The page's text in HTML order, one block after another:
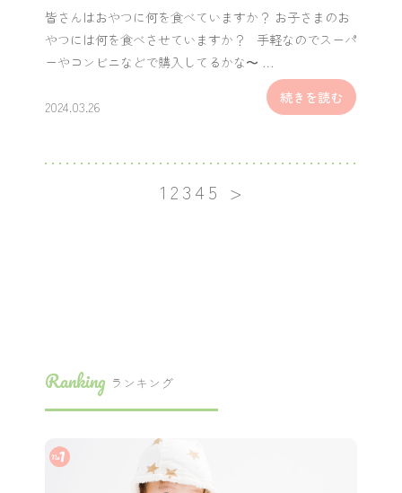
皆さんはおやつに何を食べていますか？ お子さまのお
やつには何を食べさせていますか？ 手軽なのでスーパ
ーやコンビニなどで購入してるかな〜 …
2024.03.26
続きを読む
1 2 3 4 5
Ranking ランキング